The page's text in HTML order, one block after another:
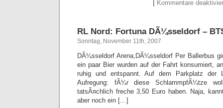
Kommentare
RL Nord: Fortuna DÃ¼sseldorf –
Sonntag, November 11th, 2007
DÃ¼sseldorf Arena,DÃ¼sseldorf Per Ballerbus
ein paar Bier wurden auf der Fahrt konsumiert,
ruhig und entspannt. Auf dem Parkplatz der
Aufregung: fÃ¼r diese SchlammpfÃ¼tze
tatsÃ¤chlich freche 3,50 Euro haben. Naja,
aber noch ein […]